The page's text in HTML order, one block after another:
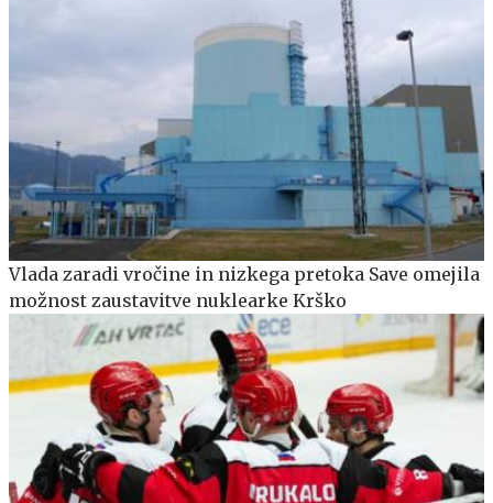
Vlada zaradi vročine in nizkega pretoka Save omejila
možnost zaustavitve nuklearke Krško